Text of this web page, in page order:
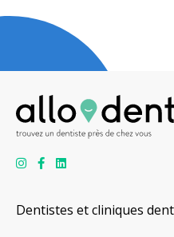
Dentistes et cliniques